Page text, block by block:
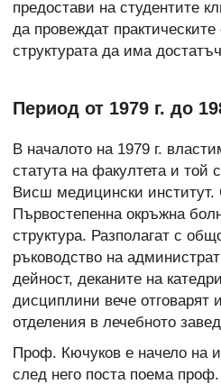
предостави на студентите
да провеждат практическите
структурата да има
Период от 1979 г. до
В началото на 1979 г.
статута на факултета и той
Висш медицински институт.
Първостепенна окръжна
структура. Разполагат с
ръководство на
дейност, деканите на
дисциплини вече отговарят
отделения в лечебното
Проф. Кючуков е начело на
след него поста поема